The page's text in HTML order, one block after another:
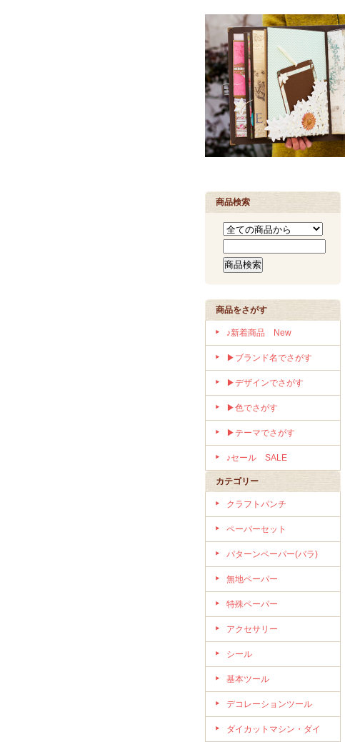
商品検索
商品をさがす
♪新着商品 New
▶ブランド名でさがす
▶デザインでさがす
▶色でさがす
▶テーマでさがす
♪セール SALE
カテゴリー
クラフトパンチ
ペーパーセット
パターンペーパー(バラ)
無地ペーパー
特殊ペーパー
アクセサリー
シール
基本ツール
デコレーションツール
ダイカットマシン・ダイ